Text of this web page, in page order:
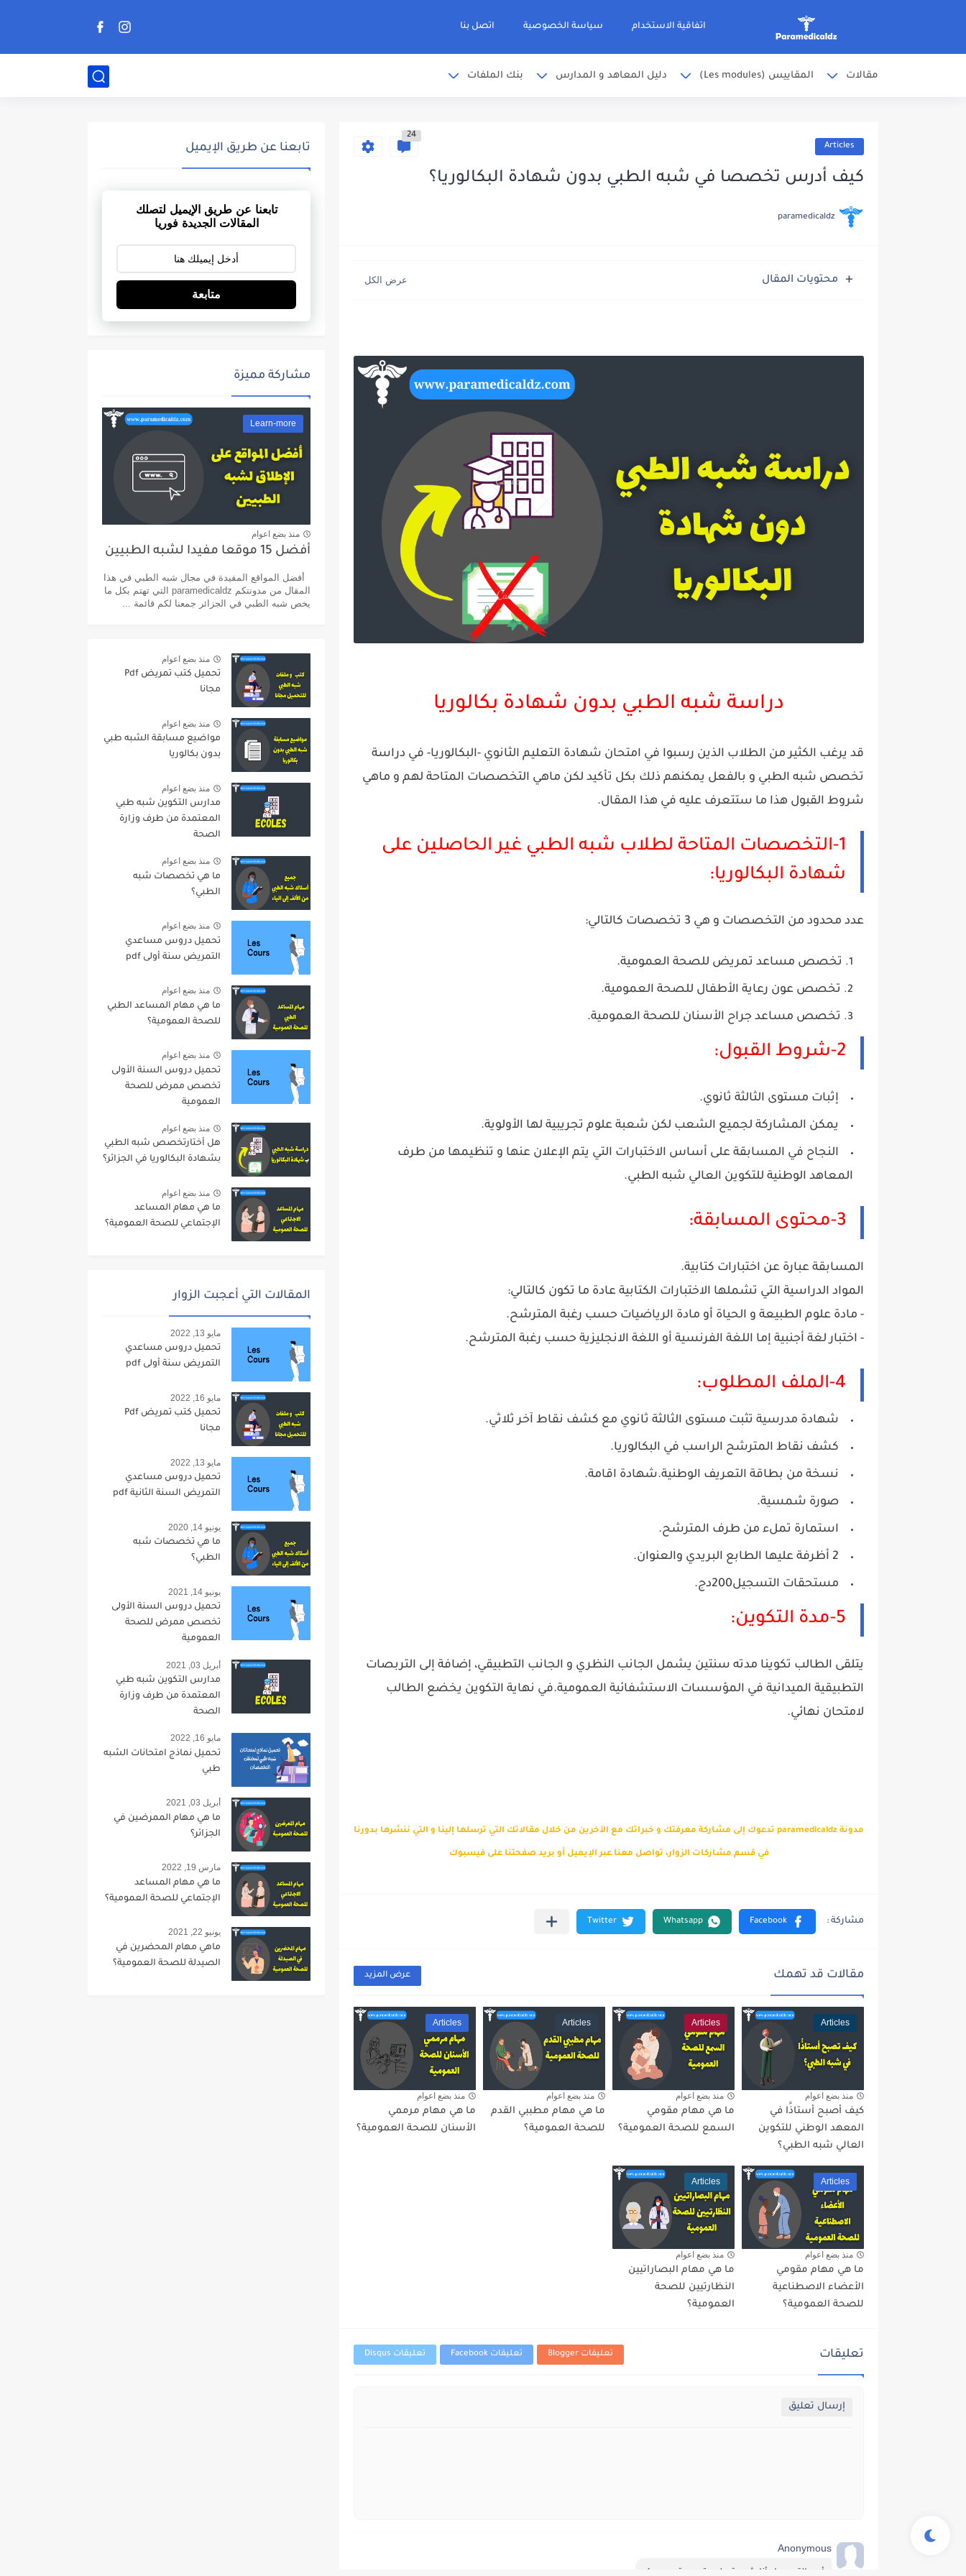
اتفاقية الاستخدام سياسة الخصوصية اتصل بنا
مقالات المقاييس (Les modules) دليل المعاهد و المدارس بنك الملفات
Articles
24
كيف أدرس تخصصا في شبه الطبي بدون شهادة البكالوريا؟
paramedicaldz
محتويات المقال
دراسة شبه الطبي بدون شهادة بكالوريا
قد يرغب الكثير من الطلاب الذين رسبوا في امتحان شهادة التعليم الثانوي -البكالوريا- في دراسة
تخصص شبه الطبي و بالفعل يمكنهم ذلك بكل تأكيد لكن ماهي التخصصات المتاحة لهم و ماهي
شروط القبول هذا ما ستتعرف عليه في هذا المقال.
1-التخصصات المتاحة لطلاب شبه الطبي غير الحاصلين على
شهادة البكالوريا:
عدد محدود من التخصصات و هي 3 تخصصات كالتالي:
تخصص مساعد تمريض للصحة العمومية.
تخصص عون رعاية الأطفال للصحة العمومية.
تخصص مساعد جراح الأسنان للصحة العمومية.
2-شروط القبول:
إثبات مستوى الثالثة ثانوي.
يمكن المشاركة لجميع الشعب لكن شعبة علوم تجريبية لها الأولوية.
النجاح في المسابقة على أساس الاختبارات التي يتم الإعلان عنها و تنظيمها من طرف
المعاهد الوطنية للتكوين العالي شبه الطبي.
3-محتوى المسابقة:
المسابقة عبارة عن اختبارات كتابية.
المواد الدراسية التي تشملها الاختبارات الكتابية عادة ما تكون كالتالي:
- مادة علوم الطبيعة و الحياة أو مادة الرياضيات حسب رغبة المترشح.
- اختبار لغة أجنبية إما اللغة الفرنسية أو اللغة الانجليزية حسب رغبة المترشح.
4-الملف المطلوب:
شهادة مدرسية تثبت مستوى الثالثة ثانوي مع كشف نقاط آخر ثلاثي.
كشف نقاط المترشح الراسب في البكالوريا.
نسخة من بطاقة التعريف الوطنية.شهادة اقامة.
صورة شمسية.
استمارة تملء من طرف المترشح.
2 أظرفة عليها الطابع البريدي والعنوان.
مستحقات التسجيل200دج.
5-مدة التكوين:
يتلقى الطالب تكوينا مدته سنتين يشمل الجانب النظري و الجانب التطبيقي، إضافة إلى التربصات
التطبيقية الميدانية في المؤسسات الاستشفائية العمومية.في نهاية التكوين يخضع الطالب
لامتحان نهائي.
مدونة paramedicaldz تدعوك إلى مشاركة معرفتك و خبراتك مع الآخرين من خلال مقالاتك التي ترسلها إلينا و التي ننشرها بدورنا
في قسم مشاركات الزوار، تواصل معنا عبر الإيميل أو بريد صفحتنا على فيسبوك
مقالات قد تهمك عرض المزيد
Articles
منذ بضع اعوام
كيف أصبح أستاذََا في
المعهد الوطني للتكوين
العالي شبه الطبي؟
Articles
منذ بضع اعوام
ما هي مهام مقومي
السمع للصحة العمومية؟
Articles
منذ بضع اعوام
ما هي مهام مطببي القدم
للصحة العمومية؟
Articles
منذ بضع اعوام
ما هي مهام مرممي
الأسنان للصحة العمومية؟
Articles
منذ بضع اعوام
ما هي مهام مقومي
الأعضاء الاصطناعية
للصحة العمومية؟
Articles
منذ بضع اعوام
ما هي مهام البصاراتيين
النظارتيين للصحة
العمومية؟
تعليقات تعليقات Blogger تعليقات Facebook تعليقات Disqus
إرسال تعليق
Anonymous
تابعنا عن طريق الإيميل
تابعنا عن طريق الإيميل لتصلك
المقالات الجديدة فوريا
متابعة
مشاركة مميزة
Learn-more
منذ بضع اعوام
أفضل 15 موقعا مفيدا لشبه الطبيين
أفضل المواقع المفيدة في مجال شبه الطبي في هذا
المقال من مدونتكم paramedicaldz التي تهتم بكل ما
يخص شبه الطبي في الجزائر جمعنا لكم قائمة ...
منذ بضع اعوام
تحميل كتب تمريض Pdf
مجانا
منذ بضع اعوام
مواضيع مسابقة الشبه طبي
بدون بكالوريا
منذ بضع اعوام
مدارس التكوين شبه طبي
المعتمدة من طرف وزارة
الصحة
منذ بضع اعوام
ما هي تخصصات شبه
الطبي؟
منذ بضع اعوام
تحميل دروس مساعدي
التمريض سنة أولى pdf
منذ بضع اعوام
ما هي مهام المساعد الطبي
للصحة العمومية؟
منذ بضع اعوام
تحميل دروس السنة الأولى
تخصص ممرض للصحة
العمومية
منذ بضع اعوام
هل أختارتخصص شبه الطبي
بشهادة البكالوريا في الجزائر؟
منذ بضع اعوام
ما هي مهام المساعد
الإجتماعي للصحة العمومية؟
المقالات التي أعجبت الزوار
مايو 13, 2022
تحميل دروس مساعدي
التمريض سنة أولى pdf
مايو 16, 2022
تحميل كتب تمريض Pdf
مجانا
مايو 13, 2022
تحميل دروس مساعدي
التمريض السنة الثانية pdf
يونيو 14, 2020
ما هي تخصصات شبه
الطبي؟
يونيو 14, 2021
تحميل دروس السنة الأولى
تخصص ممرض للصحة
العمومية
أبريل 03, 2021
مدارس التكوين شبه طبي
المعتمدة من طرف وزارة
الصحة
مايو 16, 2022
تحميل نماذج امتحانات الشبه
طبي
أبريل 03, 2021
ما هي مهام الممرضين في
الجزائر؟
مارس 19, 2022
ما هي مهام المساعد
الإجتماعي للصحة العمومية؟
يونيو 22, 2021
ماهي مهام المحضرين في
الصيدلة للصحة العمومية؟